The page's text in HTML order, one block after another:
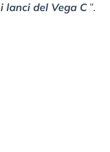
i lanci del Vega C ”.